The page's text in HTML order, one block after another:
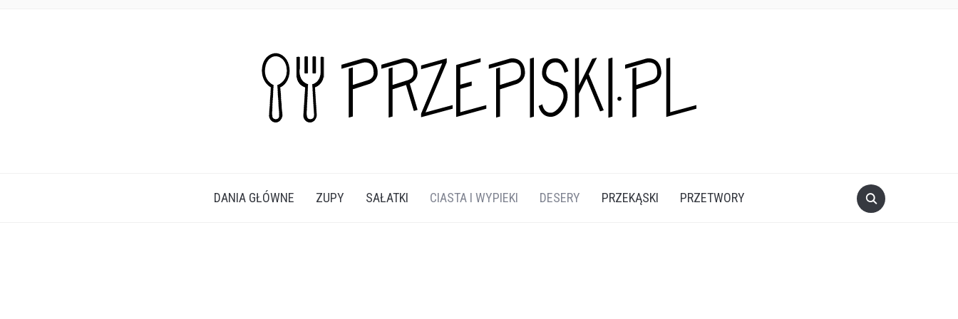
DANIA GŁÓWNE ZUPY SAŁATKI CIASTA I WYPIEKI DESERY PRZEKĄSKI PRZETWORY